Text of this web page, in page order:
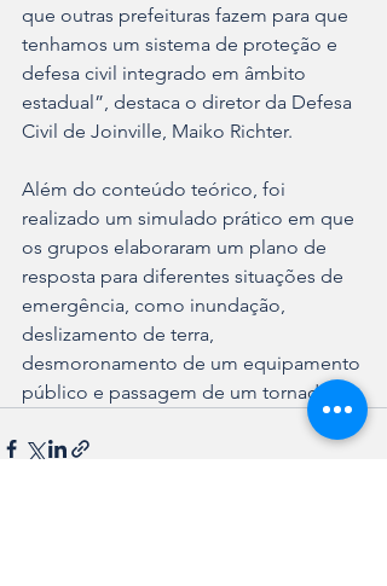
que outras prefeituras fazem para que
tenhamos um sistema de proteção e
defesa civil integrado em âmbito
estadual”, destaca o diretor da Defesa
Civil de Joinville, Maiko Richter.
Além do conteúdo teórico, foi
realizado um simulado prático em que
os grupos elaboraram um plano de
resposta para diferentes situações de
emergência, como inundação,
deslizamento de terra,
desmoronamento de um equipamento
público e passagem de um tornado.